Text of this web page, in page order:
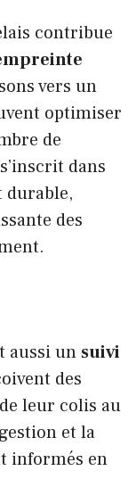
contribue
vers un
optimiser
de
dans
durable,
des
aussi un suivi
des
leur colis au
et la
informés en